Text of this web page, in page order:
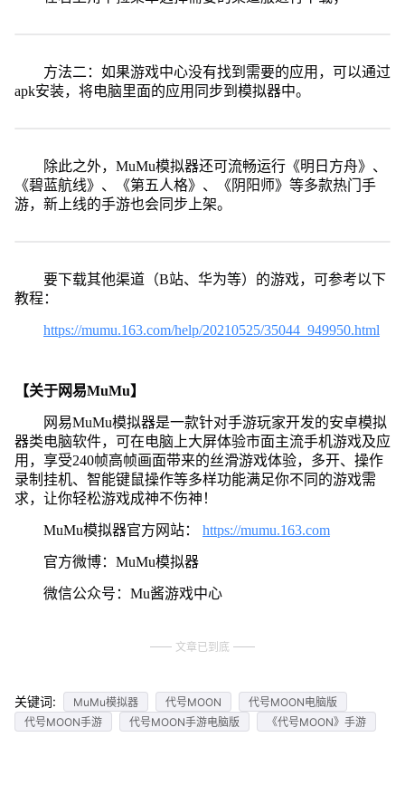
方法二：如果游戏中心没有找到需要的应用，可以通过
apk安装，将电脑里面的应用同步到模拟器中。
除此之外，MuMu模拟器还可流畅运行《明日方舟》、
《碧蓝航线》、《第五人格》、《阴阳师》等多款热门手
游，新上线的手游也会同步上架。
要下载其他渠道（B站、华为等）的游戏，可参考以下
教程：
https://mumu.163.com/help/20210525/35044_949950.html
【关于网易MuMu】
网易MuMu模拟器是一款针对手游玩家开发的安卓模拟
器类电脑软件，可在电脑上大屏体验市面主流手机游戏及应
用，享受240帧高帧画面带来的丝滑游戏体验，多开、操作
录制挂机、智能键鼠操作等多样功能满足你不同的游戏需
求，让你轻松游戏成神不伤神！
MuMu模拟器官方网站： https://mumu.163.com
官方微博：MuMu模拟器
微信公众号：Mu酱游戏中心
文章已到底
关键词: MuMu模拟器 代号MOON
代号MOON电脑版
代号MOON手游
代号MOON手游电脑版 《代号MOON》手游